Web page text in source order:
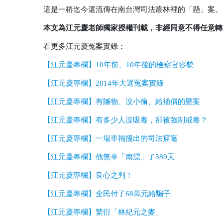
這是一樁迄今還流傳在南台灣司法叢林裡的「懸」案。
本文為江元慶老師獨家授權刊載，非經同意不得任意
看更多江元慶冤案實錄：
【江元慶專欄】10年前、10年後的檢察官容貌
【江元慶專欄】2014年大選冤案實錄
【江元慶專欄】有贓物、沒小偷、給補償的懸案
【江元慶專欄】有多少人沒吸毒，卻被強制戒毒？
【江元慶專欄】一場車禍撞出的司法窟窿
【江元慶專欄】他無辜「南漂」了389天
【江元慶專欄】良心之判！
【江元慶專欄】全民付了68萬元給騙子
【江元慶專欄】繁衍「林紀元之麥」